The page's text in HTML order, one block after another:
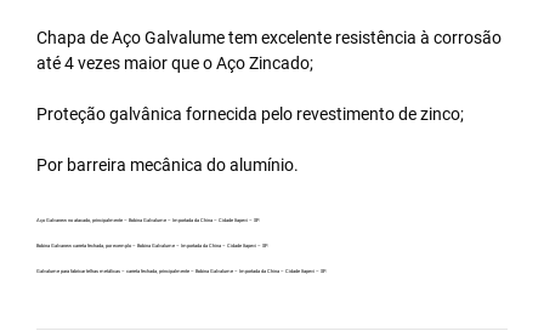
Chapa de Aço Galvalume tem excelente resistência à corrosão
até 4 vezes maior que o Aço Zincado;
Proteção galvânica fornecida pelo revestimento de zinco;
Por barreira mecânica do alumínio.
Aço Galvanew no atacado, principalmente – Bobina Galvalume – Importada da China – Cidade Itapevi – SP.
Bobina Galvanew carreta fechada, por exemplo – Bobina Galvalume – Importada da China – Cidade Itapevi – SP.
Galvalume para fabricar telhas metálicas – carreta fechada, principalmente – Bobina Galvalume – Importada da China – Cidade Itapevi – SP.